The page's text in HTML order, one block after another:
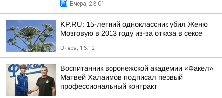
Вчера, 23:01
KP.RU: 15-летний одноклассник убил Женю
Мозговую в 2013 году из-за отказа в сексе
Вчера, 16:12
Воспитанник воронежской академии «Факел»
Матвей Халаимов подписал первый
профессиональный контракт